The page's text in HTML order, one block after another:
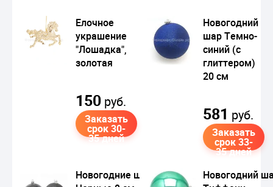
Елочное
украшение
"Лошадка",
золотая
150 руб.
Заказать
срок 30-
35 дней
Новогодний
шар Темно-
синий (с
глиттером)
20 см
581 руб.
Заказать
срок 33-
35 дней
Новогодние шары
Новогодний